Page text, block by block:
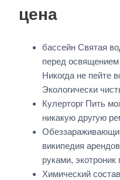
цена
бассейн Святая
перед
Никогда не пейте
Экологически
Кулерторг Пить
никакую другую
википедия
руками,
Химический